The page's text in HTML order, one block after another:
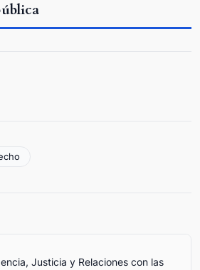
Justicia y Relaciones con las